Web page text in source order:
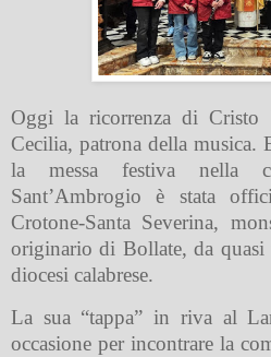
Oggi la ricorrenza di Cristo
Cecilia, patrona della musica.
la messa festiva nella
Sant’Ambrogio è stata
Crotone-Santa Severina,
originario di Bollate, da
diocesi calabrese.
La sua “tappa” in riva al
occasione per incontrare la